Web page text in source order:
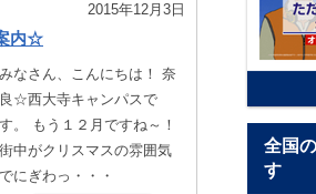
2015年12月3日
内☆
みなさん、こんにちは！ 奈
良☆西大寺キャンパスで
す。 もう１２月ですね～！
街中がクリスマスの雰囲気
でにぎわっ・・・
全国
す